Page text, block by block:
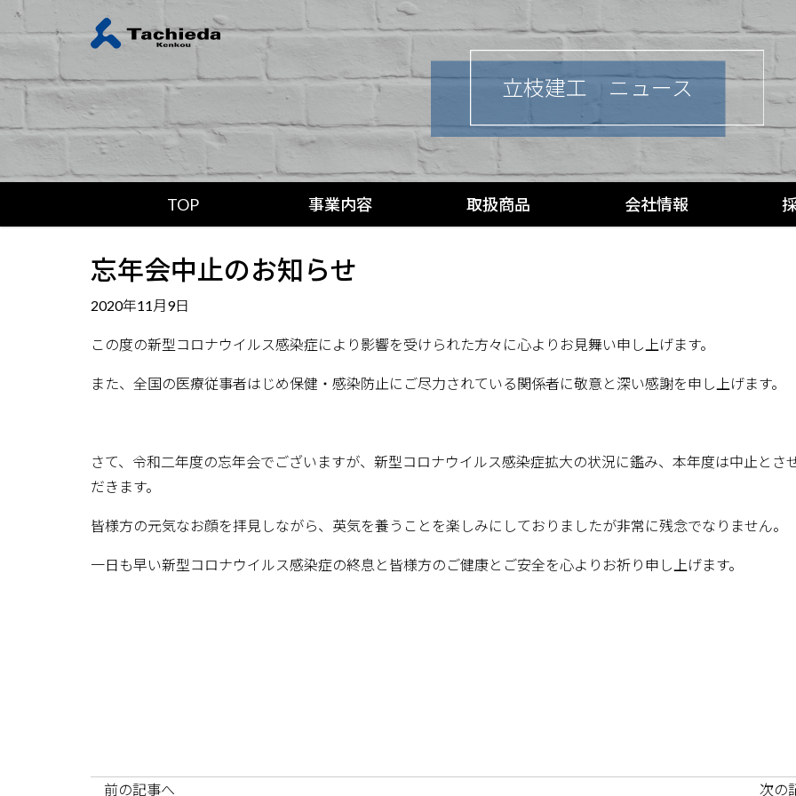
立枝建工 ニュース
TOP 事業内容 取扱商品 会社情報
忘年会中止のお知らせ
2020年11月9日
この度の新型コロナウイルス感染症により影響を受けられた方々に心よりお見舞い申し上げます。
また、全国の医療従事者はじめ保健・感染防止にご尽力されている関係者に敬意と深い感謝を申し上げます。
さて、令和二年度の忘年会でございますが、新型コロナウイルス感染症拡大の状況に鑑み、本年度は中止とさ
だきます。
皆様方の元気なお顔を拝見しながら、英気を養うことを楽しみにしておりましたが非常に残念でなりません。
一日も早い新型コロナウイルス感染症の終息と皆様方のご健康とご安全を心よりお祈り申し上げます。
前の記事へ 次の